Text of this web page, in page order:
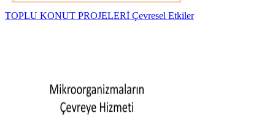
TOPLU KONUT PROJELERİ Çevresel Etkiler